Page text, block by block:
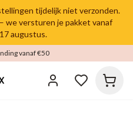
tijdelijk niet verzonden.
we versturen je pakket vanaf
augustus.
vanaf €50